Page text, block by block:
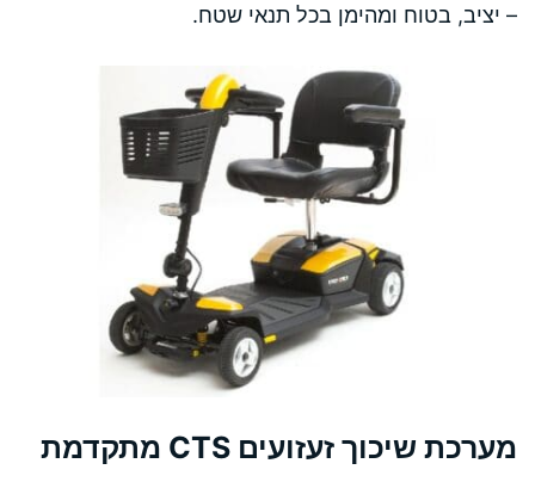
– יציב, בטוח ומהימן בכל תנאי שטח.
מערכת שיכוך זעזועים CTS מתקדמת